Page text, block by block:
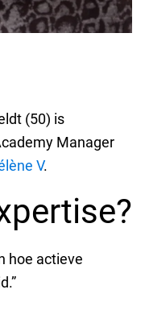
(50) is
Manager
V.
hoe actieve